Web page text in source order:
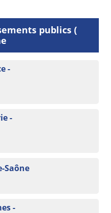
publics (
-
-
Saône
-